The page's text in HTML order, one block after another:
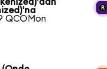
QCOMon